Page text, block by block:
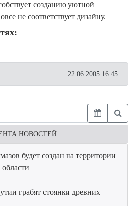
созданию уютной
не соответствует дизайну.
22.06.2005 16:45
НОВОСТЕЙ
будет создан на территории
грабят стоянки древних